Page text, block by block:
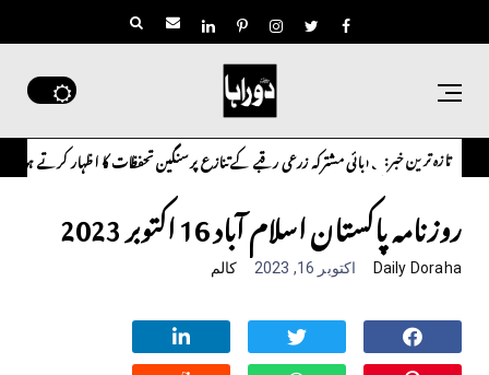
تازہ ترین خبر:
حسین شاہ نے اپنے آبائی مشترکہ زرعی رقبے کے تنازع پر سنگین تحفظات کا اظہار کرتے ہوئے
روزنامہ پاکستان اسلام آباد 16 اکتوبر 2023
Daily Doraha اکتوبر 16, 2023 کالم